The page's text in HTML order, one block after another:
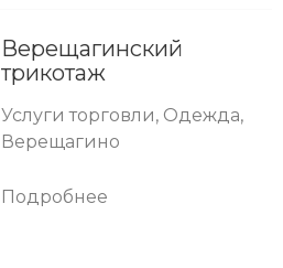
Верещагинский
трикотаж
Услуги торговли, Одежда,
Верещагино
Подробнее